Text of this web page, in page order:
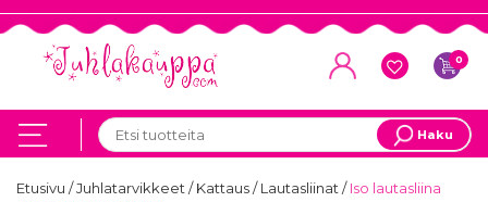
0
Haku
Etusivu /Juhlatarvikkeet/Kattaus/Lautasliinat/Iso lautasliina